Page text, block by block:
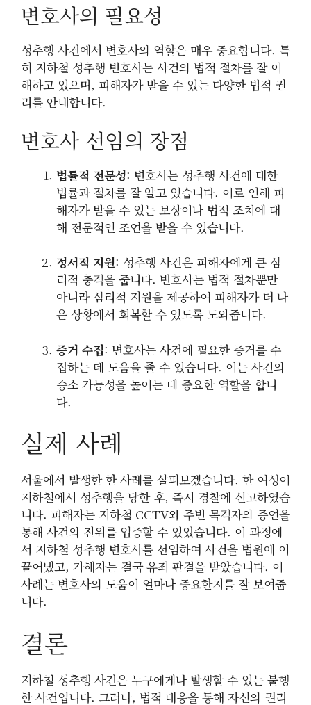
변호사의 필요성
성추행 사건에서 변호사의 역할은 매우 중요합니다. 특
히 지하철 성추행 변호사는 사건의 법적 절차를 잘 이
해하고 있으며, 피해자가 받을 수 있는 다양한 법적 권
리를 안내합니다.
변호사 선임의 장점
법률적 전문성: 변호사는 성추행 사건에 대한
법률과 절차를 잘 알고 있습니다. 이로 인해 피
해자가 받을 수 있는 보상이나 법적 조치에 대
해 전문적인 조언을 받을 수 있습니다.
정서적 지원: 성추행 사건은 피해자에게 큰 심
리적 충격을 줍니다. 변호사는 법적 절차뿐만
아니라 심리적 지원을 제공하여 피해자가 더 나
은 상황에서 회복할 수 있도록 도와줍니다.
증거 수집: 변호사는 사건에 필요한 증거를 수
집하는 데 도움을 줄 수 있습니다. 이는 사건의
승소 가능성을 높이는 데 중요한 역할을 합니
다.
실제 사례
서울에서 발생한 한 사례를 살펴보겠습니다. 한 여성이
지하철에서 성추행을 당한 후, 즉시 경찰에 신고하였습
니다. 피해자는 지하철 CCTV와 주변 목격자의 증언을
통해 사건의 진위를 입증할 수 있었습니다. 이 과정에
서 지하철 성추행 변호사를 선임하여 사건을 법원에 이
끌어냈고, 가해자는 결국 유죄 판결을 받았습니다. 이
사례는 변호사의 도움이 얼마나 중요한지를 잘 보여줍
니다.
결론
지하철 성추행 사건은 누구에게나 발생할 수 있는 불행
한 사건입니다. 그러나, 법적 대응을 통해 자신의 권리